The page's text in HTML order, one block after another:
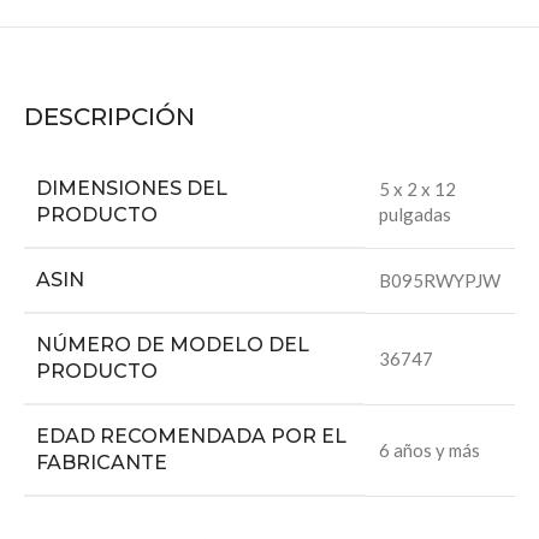
DESCRIPCIÓN
DIMENSIONES DEL
PRODUCTO
5 x 2 x 12
pulgadas
ASIN B095RWYPJW
NÚMERO DE MODELO DEL
PRODUCTO
36747
EDAD RECOMENDADA POR EL
FABRICANTE
6 años y más